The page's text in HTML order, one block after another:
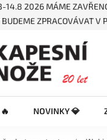
14.8 2026 MÁME
ZPRACOVÁVAT
NOVINKY 💎